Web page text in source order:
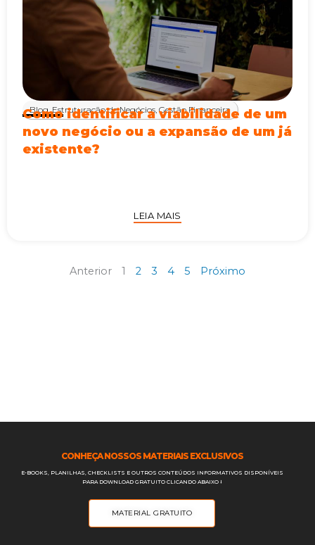
Blog,Estruturação de Negócios, Gestão Financeira
Como identificar a viabilidade de um
novo negócio ou a expansão de um já
existente?
LEIA MAIS
Anterior 1 2 3 4 5 Próximo
CONHEÇA NOSSOS MATERIAIS EXCLUSIVOS
E-BOOKS, PLANILHAS, CHECKLISTS E OUTROS CONTEÚDOS INFORMATIVOS DISPONÍVEIS
PARA DOWNLOAD GRATUITO CLICANDO ABAIXO ⭣
MATERIAL GRATUITO